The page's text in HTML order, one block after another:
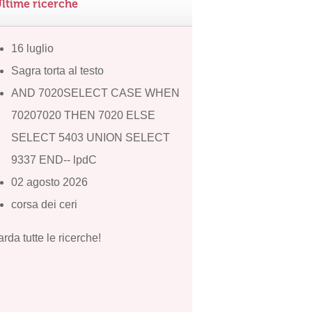
ricerche
16 luglio
Sagra torta al testo
AND 7020SELECT CASE WHEN
70207020 THEN 7020 ELSE
SELECT 5403 UNION SELECT
9337 END-- lpdC
02 agosto 2026
corsa dei ceri
tutte le ricerche!